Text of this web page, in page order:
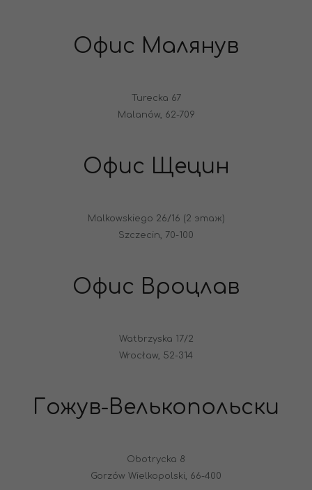
Офис Малянув
Turecka 67
Malanów, 62-709
Офис Щецин
Malkowskiego 26/16 (2 этаж)
Szczecin, 70-100
Офис Вроцлав
Watbrzyska 17/2
Wrocław, 52-314
Гожув-Велькопольски
Obotrycka 8
Gorzów Wielkopolski, 66-400